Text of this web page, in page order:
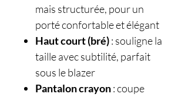
mais structurée, pour un
porté confortable et élégant
Haut court (bré): souligne la
taille avec subtilité, parfait
sous le blazer
Pantalon crayon: coupe